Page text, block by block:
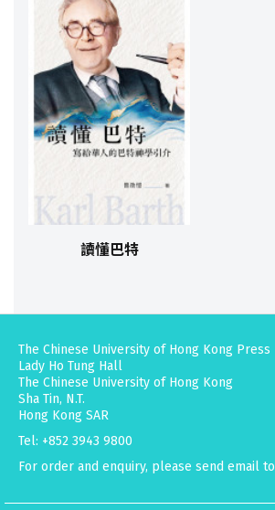
讀懂巴特
The Chinese University of Hong Kong Press
Lady Ho Tung Hall
The Chinese University of Hong Kong
Sha Tin, N.T.
Hong Kong SAR
Tel: +852 3943 9800
For order and enquiry, please send email to